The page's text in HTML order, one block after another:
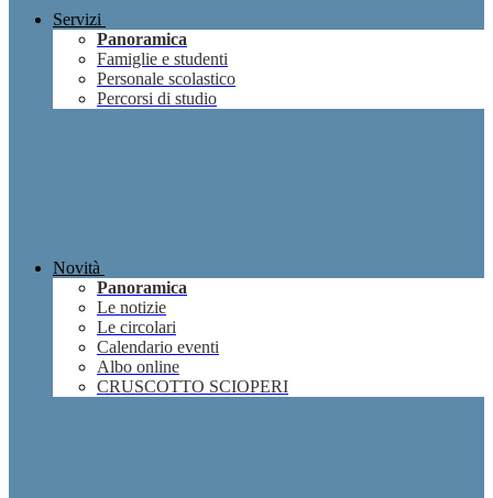
Servizi
Panoramica
Famiglie e studenti
Personale scolastico
Percorsi di studio
Novità
Panoramica
Le notizie
Le circolari
Calendario eventi
Albo online
CRUSCOTTO SCIOPERI